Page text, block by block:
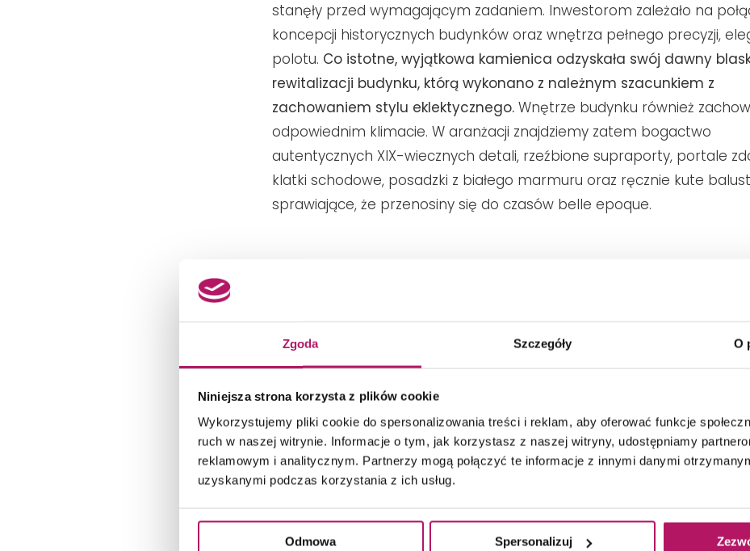
Zgoda Szczegóły O
Niniejsza strona korzysta z plików cookie
Wykorzystujemy pliki cookie do spersonalizowania treści i reklam, aby oferować funkcje
ruch w naszej witrynie. Informacje o tym, jak korzystasz z naszej witryny, udostępniamy
reklamowym i analitycznym. Partnerzy mogą połączyć te informacje z innymi danymi
uzyskanymi podczas korzystania z ich usług.
Odmowa Spersonalizuj
stanęły przed wymagającym zadaniem. Inwestorom zależało na
koncepcji historycznych budynków oraz wnętrza pełnego precyzji,
polotu. Co istotne, wyjątkowa kamienica odzyskała swój dawny
rewitalizacji budynku, którą wykonano z należnym szacunkiem z
zachowaniem stylu eklektycznego. Wnętrze budynku również
odpowiednim klimacie. W aranżacji znajdziemy zatem bogactwo
autentycznych XIX-wiecznych detali, rzeźbione supraporty, portale
klatki schodowe, posadzki z białego marmuru oraz ręcznie kute
sprawiające, że przenosiny się do czasów belle epoque.